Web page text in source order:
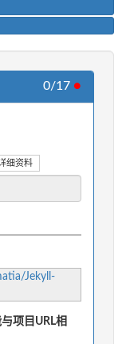
0/17 ●
细资料
Jekyll-
项目URL相